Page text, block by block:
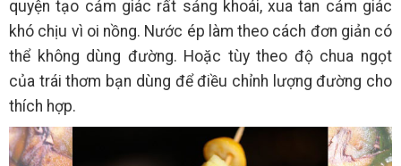
quyện tạo cảm giác rất sảng khoái, xua tan cảm giác
khó chịu vì oi nồng. Nước ép làm theo cách đơn giản có
thể không dùng đường. Hoặc tùy theo độ chua ngọt
của trái thơm bạn dùng để điều chỉnh lượng đường cho
thích hợp.